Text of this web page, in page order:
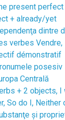
present
+ already/yet
dintre
verbes Vendre,
démonstratif
posesiv
Centrală
+ 2 objects, I
So do I, Neither
şi